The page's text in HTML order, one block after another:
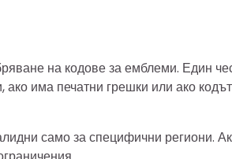
на кодове за емблеми. Един
има печатни грешки или ако
само за специфични региони.